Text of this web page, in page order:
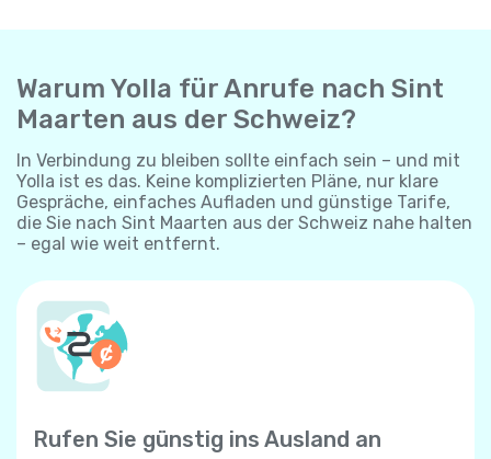
Warum Yolla für Anrufe nach Sint
Maarten aus der Schweiz?
In Verbindung zu bleiben sollte einfach sein – und mit
Yolla ist es das. Keine komplizierten Pläne, nur klare
Gespräche, einfaches Aufladen und günstige Tarife,
die Sie nach Sint Maarten aus der Schweiz nahe halten
– egal wie weit entfernt.
Rufen Sie günstig ins Ausland an